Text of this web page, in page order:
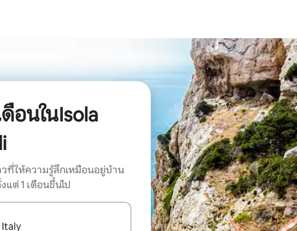
อนในIsola
ที่ให้ความรู้สึกเหมือนอยู่บ้าน
แต่ 1 เดือนขึ้นไป
การสัมผัสหรือปัด เพื่อสำรวจผลการค้นหา